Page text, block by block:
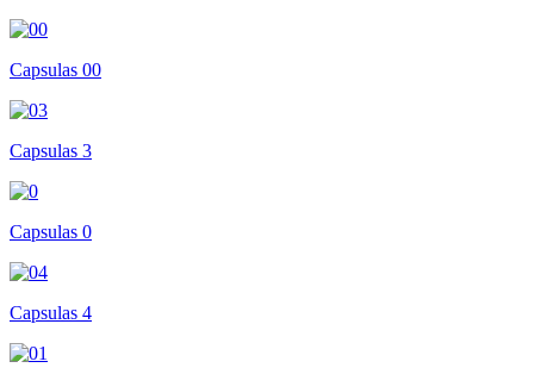
Capsulas 00
Capsulas 3
Capsulas 0
Capsulas 4